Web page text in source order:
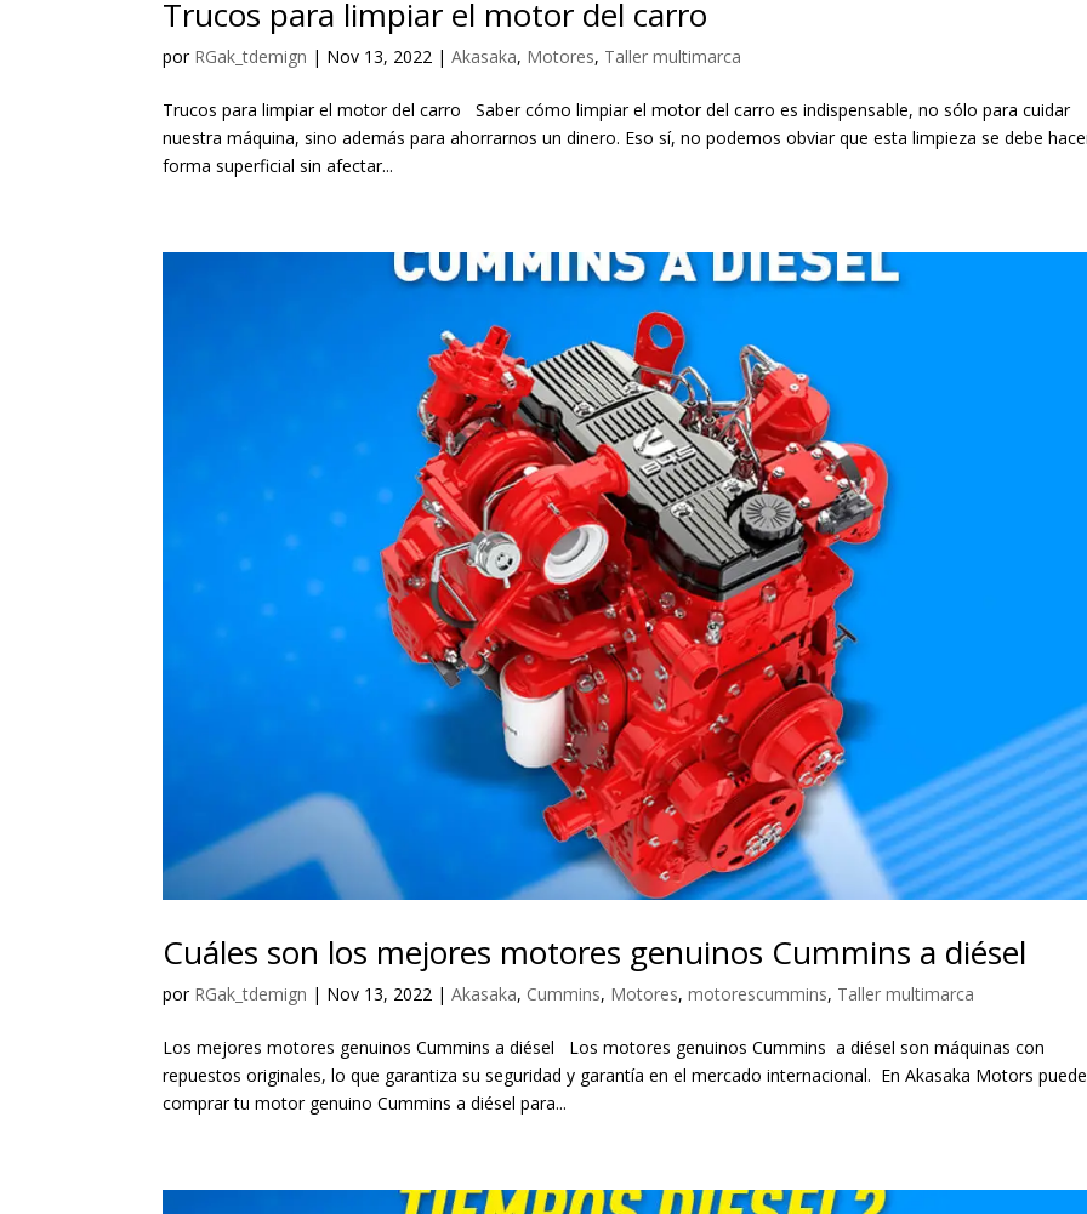
Trucos para limpiar el motor del carro
por RGak_tdemign | Nov 13, 2022 |Akasaka, Motores, Taller multimarca
Trucos para limpiar el motor del carro Saber cómo limpiar el motor del carro es indispensable, no sólo para cuidar
nuestra máquina, sino además para ahorrarnos un dinero. Eso sí, no podemos obviar que esta limpieza se debe
forma superficial sin afectar...
Cuáles son los mejores motores genuinos Cummins a diésel
por RGak_tdemign | Nov 13, 2022 |Akasaka, Cummins, Motores,motorescummins, Taller multimarca
Los mejores motores genuinos Cummins a diésel Los motores genuinos Cummins a diésel son máquinas con
repuestos originales, lo que garantiza su seguridad y garantía en el mercado internacional. En Akasaka Motors
comprar tu motor genuino Cummins a diésel para...